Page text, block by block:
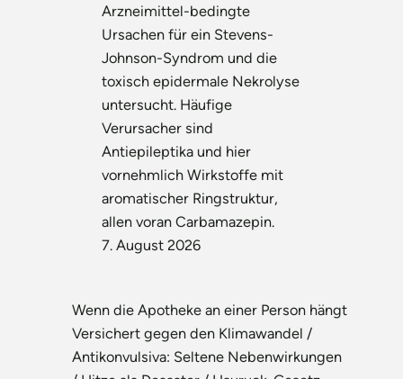
Arzneimittel-bedingte
Ursachen für ein Stevens-
Johnson-Syndrom und die
toxisch epidermale Nekrolyse
untersucht. Häufige
Verursacher sind
Antiepileptika und hier
vornehmlich Wirkstoffe mit
aromatischer Ringstruktur,
allen voran Carbamazepin.
7. August 2026
Wenn die Apotheke an einer Person hängt
Versichert gegen den Klimawandel /
Antikonvulsiva: Seltene Nebenwirkungen